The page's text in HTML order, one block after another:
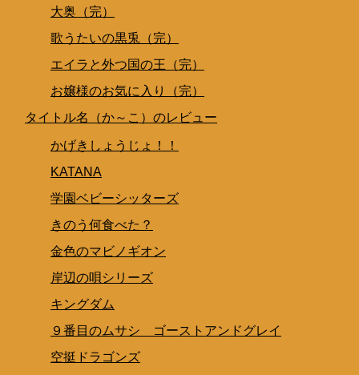
大奥（完）
歌うたいの黒兎（完）
エイラと外つ国の王（完）
お嬢様のお気に入り（完）
タイトル名（か～こ）のレビュー
かげきしょうじょ！！
KATANA
学園ベビーシッターズ
きのう何食べた？
金色のマビノギオン
岸辺の唄シリーズ
キングダム
９番目のムサシ ゴーストアンドグレイ
空挺ドラゴンズ